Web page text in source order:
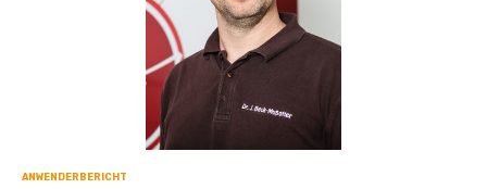
ANWENDERBERICHT